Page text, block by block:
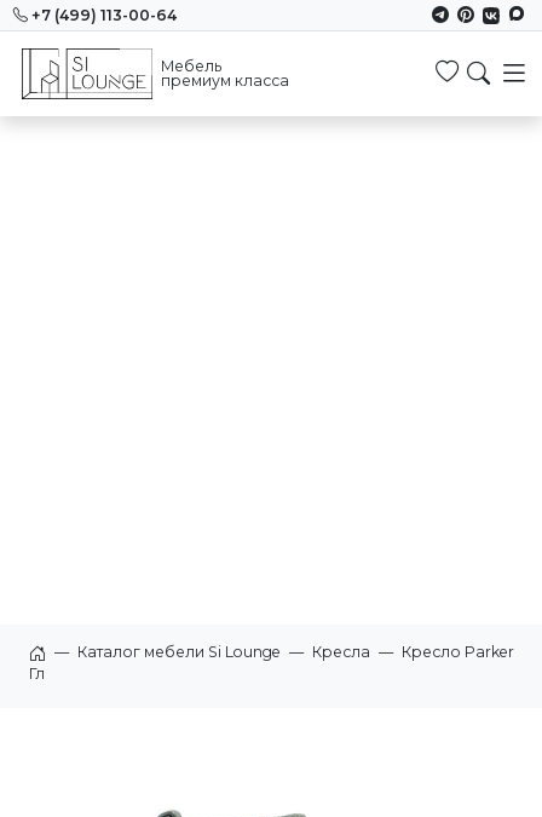
+7 (499) 113-00-64
Мебель
премиум класса
Главная
— Каталог мебели Si Lounge — Кресла — Кресло Parker